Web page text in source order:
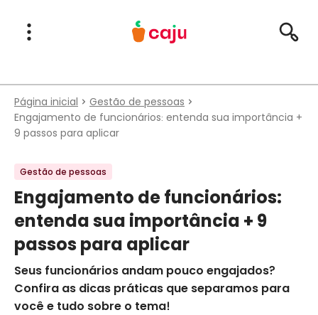
Menu Principal
Abrir Menu
Página inicial
Gestão de pessoas
Engajamento de funcionários: entenda sua importância +
9 passos para aplicar
Gestão de pessoas
Engajamento de funcionários:
entenda sua importância + 9
passos para aplicar
Seus funcionários andam pouco engajados?
Confira as dicas práticas que separamos para
você e tudo sobre o tema!